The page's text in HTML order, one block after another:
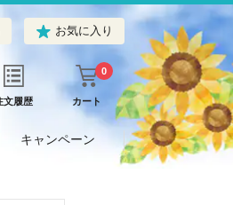
お気に入り
文履歴 カート
0
キャンペーン